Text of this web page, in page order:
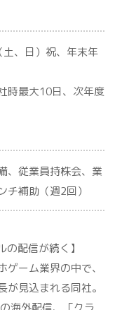
、日）祝、年末年
時最大10日、次年度
、従業員持株会、業
補助（週2回）
の配信が続く】
ーム業界の中で、
見込まれる同社。